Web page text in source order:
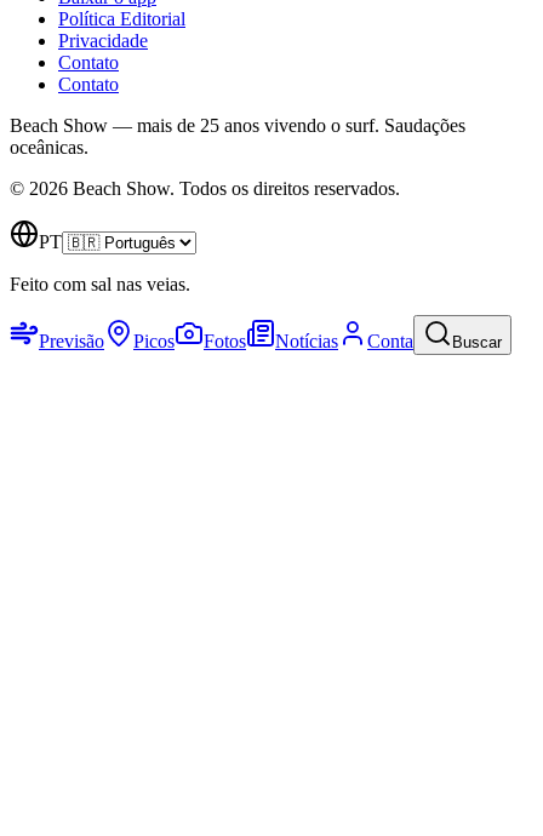
Política Editorial
Privacidade
Contato
Contato
Beach Show — mais de 25 anos vivendo o surf. Saudações
oceânicas.
© 2026 Beach Show. Todos os direitos reservados.
PT
Feito com sal nas veias.
Previsão Picos Fotos Notícias Conta Buscar